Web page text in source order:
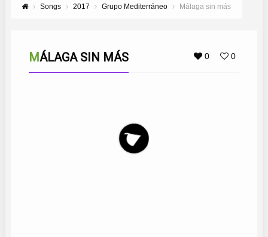
Songs 2017 Grupo Mediterráneo Málaga sin más
0 0
MÁLAGA SIN MÁS